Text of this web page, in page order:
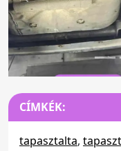
CÍMKÉK:
tapasztalta,